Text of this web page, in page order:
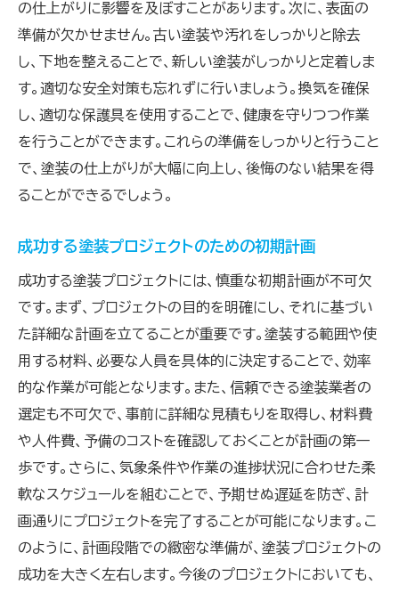
アドバイス
の仕上がりに影響を及ぼすことがあります。次に、表面の
準備が欠かせません。古い塗装や汚れをしっかりと除去
し、下地を整えることで、新しい塗装がしっかりと定着しま
す。適切な安全対策も忘れずに行いましょう。換気を確保
し、適切な保護具を使用することで、健康を守りつつ作業
を行うことができます。これらの準備をしっかりと行うこと
で、塗装の仕上がりが大幅に向上し、後悔のない結果を得
ることができるでしょう。
成功する塗装プロジェクトのための初期計画
成功する塗装プロジェクトには、慎重な初期計画が不可欠
です。まず、プロジェクトの目的を明確にし、それに基づい
た詳細な計画を立てることが重要です。塗装する範囲や使
用する材料、必要な人員を具体的に決定することで、効率
的な作業が可能となります。また、信頼できる塗装業者の
選定も不可欠で、事前に詳細な見積もりを取得し、材料費
や人件費、予備のコストを確認しておくことが計画の第一
歩です。さらに、気象条件や作業の進捗状況に合わせた柔
軟なスケジュールを組むことで、予期せぬ遅延を防ぎ、計
画通りにプロジェクトを完了することが可能になります。こ
のように、計画段階での緻密な準備が、塗装プロジェクトの
成功を大きく左右します。今後のプロジェクトにおいても、